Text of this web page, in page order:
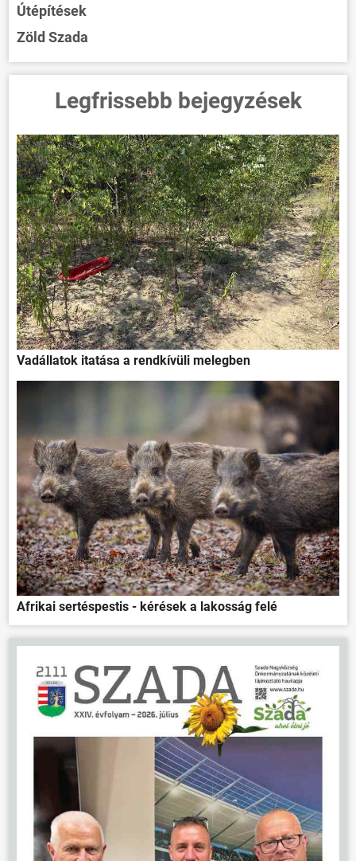
Útépítések
Zöld Szada
Legfrissebb bejegyzések
Vadállatok itatása a rendkívüli melegben
Afrikai sertéspestis - kérések a lakosság felé